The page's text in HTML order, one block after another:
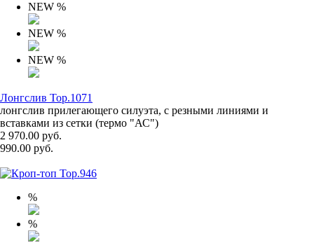
NEW %
NEW %
NEW %
Лонгслив Top.1071
лонгслив прилегающего силуэта, с резными линиями и
вставками из сетки (термо "АС")
2 970.00 руб.
990.00 руб.
%
%